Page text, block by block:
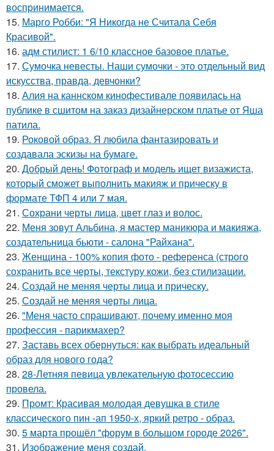
воспринимается.
15. Марго Робби: "Я Никогда не Считала Себя
Красивой".
16. адм стилист: 1 6/10 классное базовое платье.
17. Сумочка невесты. Наши сумочки - это отдельный вид
искусства, правда, девчонки?
18. Алия на каннском кинофестивале появилась на
публике в сшитом на заказ дизайнерском платье от Яша
патила.
19. Роковой образ. Я любила фантазировать и
создавала эскизы на бумаге.
20. Добрый день! Фотограф и модель ищет визажиста,
который сможет выполнить макияж и прическу в
формате ТФП 4 или 7 мая.
21. Сохрани черты лица, цвет глаз и волос.
22. Меня зовут Альбина, я мастер маникюра и макияжа,
создательница бьюти - салона "Райхана".
23. Женщина - 100% копия фото - референса (строго
сохранить все черты, текстуру кожи, без стилизации.
24. Создай не меняя черты лица и прическу.
25. Создай не меняя черты лица.
26. "Меня часто спрашивают, почему именно моя
профессия - парикмахер?
27. Заставь всех обернуться: как выбрать идеальный
образ для нового года?
28. 28-Летняя певица увлекательную фотосессию
провела.
29. Промт: Красивая молодая девушка в стиле
классического пин -ап 1950-х, яркий ретро - образ.
30. 5 марта прошёл "форум в большом городе 2026".
31. Изображение меня создай.